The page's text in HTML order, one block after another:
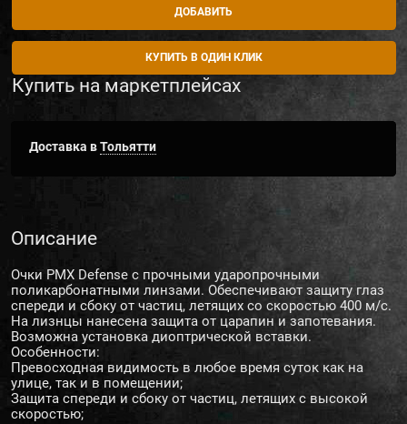
ДОБАВИТЬ
КУПИТЬ В ОДИН КЛИК
Купить на маркетплейсах
Доставка вТольятти
Описание
Очки PMX Defense с прочными ударопрочными
поликарбонатными линзами. Обеспечивают защиту глаз
спереди и сбоку от частиц, летящих со скоростью 400 м/с.
На лизнцы нанесена защита от царапин и запотевания.
Возможна установка диоптрической вставки.
Особенности:
Превосходная видимость в любое время суток как на
улице, так и в помещении;
Защита спереди и сбоку от частиц, летящих с высокой
скоростью;